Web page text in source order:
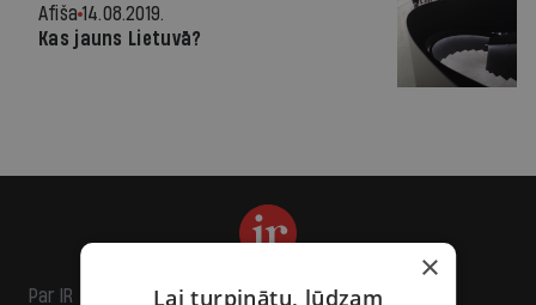
Afiša 14.08.2019.
Kas jauns Lietuvā?
Par IR
×
Lai turpinātu, lūdzam